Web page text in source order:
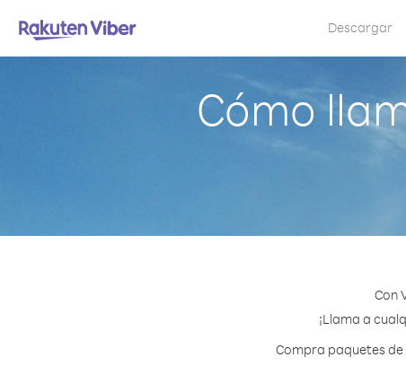
Descargar
Cómo
Con
¡Llama a
Compra paquetes